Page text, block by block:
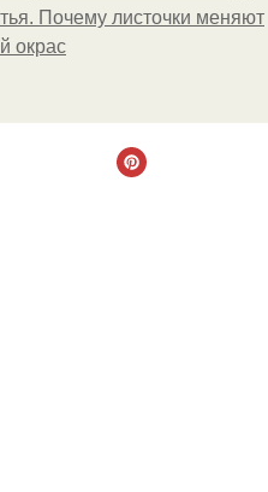
Почему листочки меняют
окрас